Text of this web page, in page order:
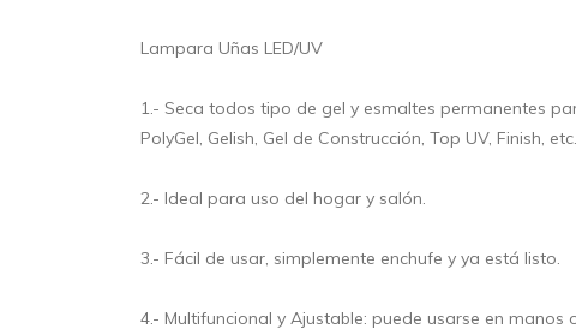
Lampara Uñas LED/UV
1.- Seca todos tipo de gel y esmaltes permanentes
PolyGel, Gelish, Gel de Construcción, Top UV, Finish,
2.- Ideal para uso del hogar y salón.
3.- Fácil de usar, simplemente enchufe y ya está listo.
4.- Multifuncional y Ajustable: puede usarse en